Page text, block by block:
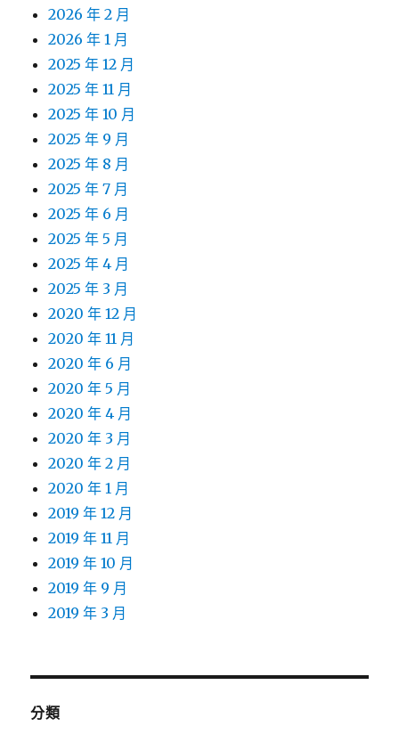
2026 年 2 月
2026 年 1 月
2025 年 12 月
2025 年 11 月
2025 年 10 月
2025 年 9 月
2025 年 8 月
2025 年 7 月
2025 年 6 月
2025 年 5 月
2025 年 4 月
2025 年 3 月
2020 年 12 月
2020 年 11 月
2020 年 6 月
2020 年 5 月
2020 年 4 月
2020 年 3 月
2020 年 2 月
2020 年 1 月
2019 年 12 月
2019 年 11 月
2019 年 10 月
2019 年 9 月
2019 年 3 月
分類